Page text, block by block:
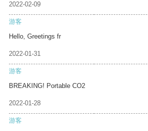
2022-02-09
游客
Hello, Greetings fr
2022-01-31
游客
BREAKING! Portable CO2
2022-01-28
游客